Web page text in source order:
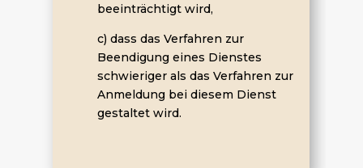
beeinträchtigt wird,
c) dass das Verfahren zur
Beendigung eines Dienstes
schwieriger als das Verfahren zur
Anmeldung bei diesem Dienst
gestaltet wird.